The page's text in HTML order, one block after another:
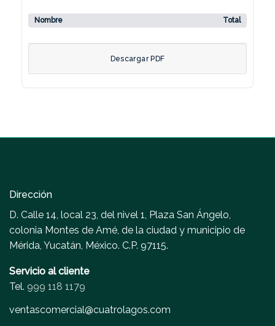
Nombre Total
Descargar PDF
Dirección
D. Calle 14, local 23, del nivel 1, Plaza San Ángelo,
colonia Montes de Amé, de la ciudad y municipio de
Mérida, Yucatán, México. C.P. 97115.
Servicio al cliente
Tel. 999 118 1179
ventascomercial@cuatrolagos.com